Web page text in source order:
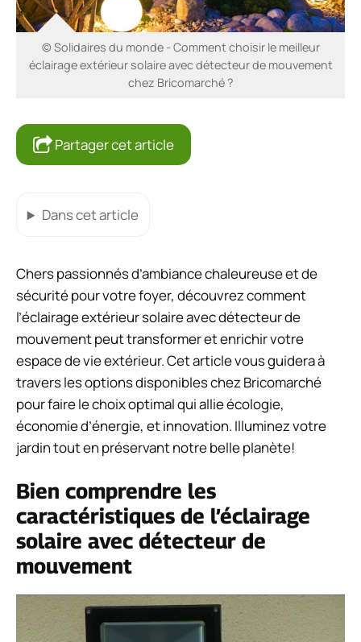
© Solidaires du monde - Comment choisir le meilleur
éclairage extérieur solaire avec détecteur de mouvement
chez Bricomarché ?
Partager cet article
Dans cet article
Chers passionnés d’ambiance chaleureuse et de
sécurité pour votre foyer, découvrez comment
l’éclairage extérieur solaire avec détecteur de
mouvement peut transformer et enrichir votre
espace de vie extérieur. Cet article vous guidera à
travers les options disponibles chez Bricomarché
pour faire le choix optimal qui allie écologie,
économie d’énergie, et innovation. Illuminez votre
jardin tout en préservant notre belle planète!
Bien comprendre les
caractéristiques de l’éclairage
solaire avec détecteur de
mouvement